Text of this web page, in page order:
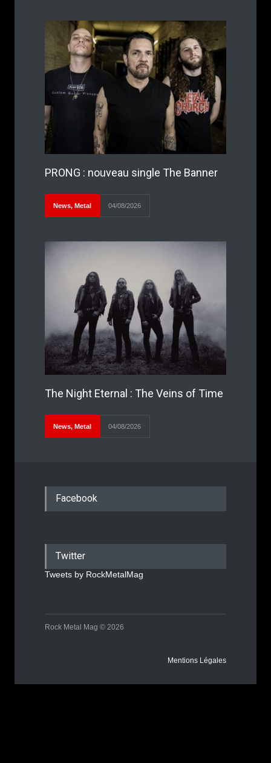
PRONG : nouveau single The Banner
News, Metal 04/08/2026
The Night Eternal : The Veins of Time
News, Metal 04/08/2026
Facebook
Twitter
Tweets by RockMetalMag
Rock Metal Mag © 2026
Mentions Légales